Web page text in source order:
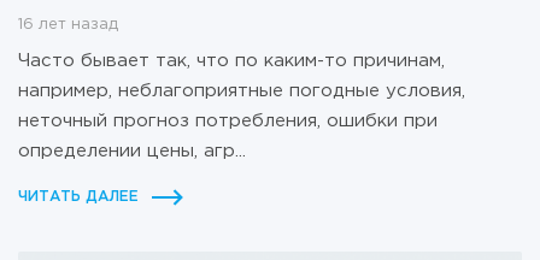
16 лет назад
Часто бывает так, что по каким-то причинам,
например, неблагоприятные погодные условия,
неточный прогноз потребления, ошибки при
определении цены, агр...
ЧИТАТЬ ДАЛЕЕ